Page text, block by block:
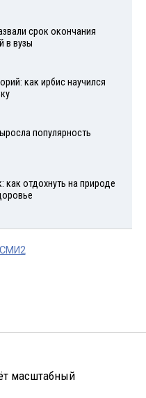
срок окончания
в вузы
как ирбис научился
популярность
как отдохнуть на природе
масштабный